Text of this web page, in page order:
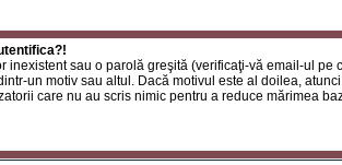
sau o parolă greşită (verificaţi-vă email-ul pe
un motiv sau altul. Dacă motivul este al doilea,
care nu au scris nimic pentru a reduce mărimea